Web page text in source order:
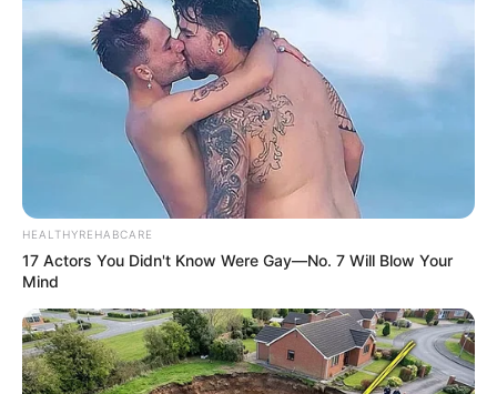
1) Passe a fita envolta garrafa conforme
mostrado na foto acima, segurando no centro,
onde a fita de encontra.
HEALTHYREHABCARE
17 Actors You Didn't Know Were Gay—No. 7 Will Blow Your
Mind